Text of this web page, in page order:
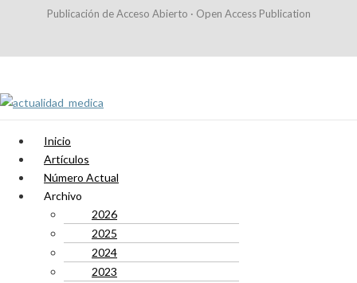
Publicación de Acceso Abierto · Open Access Publication
Inicio
Artículos
Número Actual
Archivo
2026
2025
2024
2023